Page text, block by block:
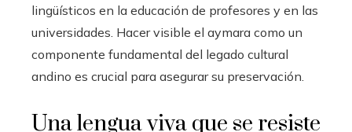
lingüísticos en la educación de profesores y en las
universidades. Hacer visible el aymara como un
componente fundamental del legado cultural
andino es crucial para asegurar su preservación.
Una lengua viva que se resiste